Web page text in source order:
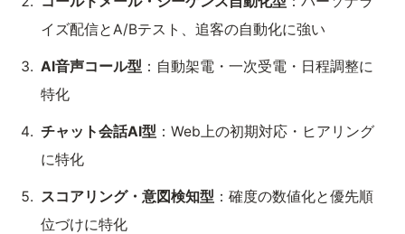
イズ配信とA/Bテスト、追客の自動化に強い
AI音声コール型 ：自動架電・一次受電・日程調整に
特化
チャット会話AI型 ：Web上の初期対応・ヒアリング
に特化
スコアリング・意図検知型 ：確度の数値化と優先順
位づけに特化